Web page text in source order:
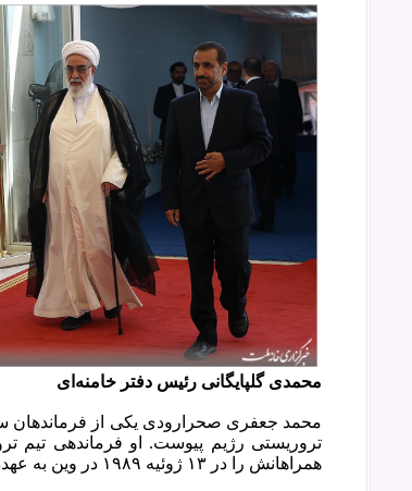
محمدی گلپایگانی رئیس دفتر خامنه‌ای
محمد جعفری صحرارودی یکی از فرماندهان
تروریستی رژیم پیوست. او فرماندهی تیم
همراهانش را در ۱۳ ژوئیه ۱۹۸۹ در وین به عهده داشت اما به دلایل نامعلومی در صحنه‌ی ترور زخمی و دستگیر شد.